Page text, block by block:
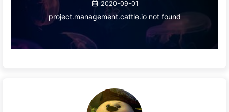
2020-09-01
project.management.cattle.io not found